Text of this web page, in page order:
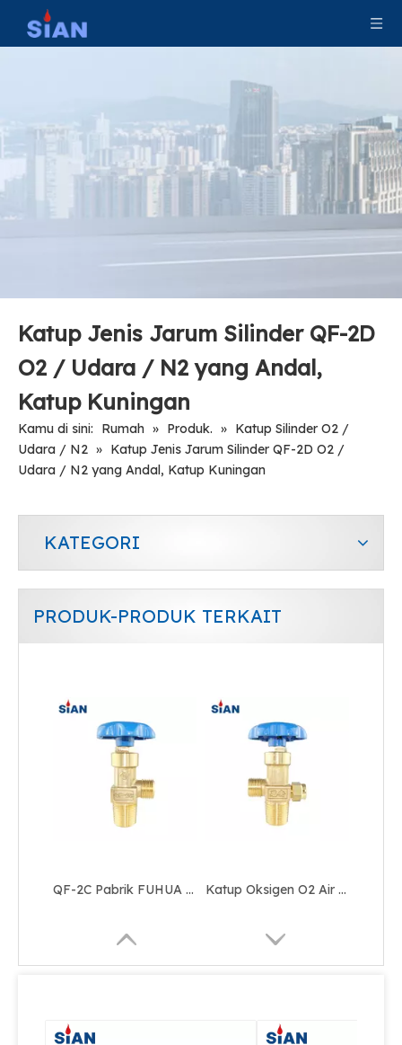
Katup Jenis Jarum Silinder QF-2D
O2 / Udara / N2 yang Andal,
Katup Kuningan
Kamu di sini: Rumah » Produk. » Katup Silinder O2 /
Udara / N2 » Katup Jenis Jarum Silinder QF-2D O2 /
Udara / N2 yang Andal, Katup Kuningan
KATEGORI
PRODUK-PRODUK TERKAIT
QF-7D2 Handal Merek SiAN Industri Gas Rentang O2/Udara/N2 Silinder Jenis Aksial Kuningan Gas Valve
QF-2C Pabrik FUHUA Handal Merek SiAN Aman Industri Gas Range N2/O2/Air Cylinder Flapper Type Valve Kuningan Katup Oksigen O2 Air N2 Valve